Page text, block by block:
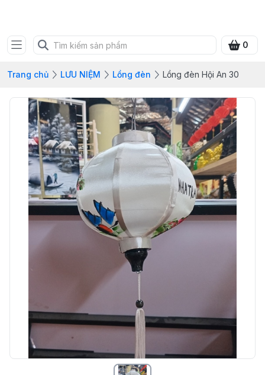
0
Trang chủ LƯU NIỆM Lồng đèn Lồng đèn Hội An 30